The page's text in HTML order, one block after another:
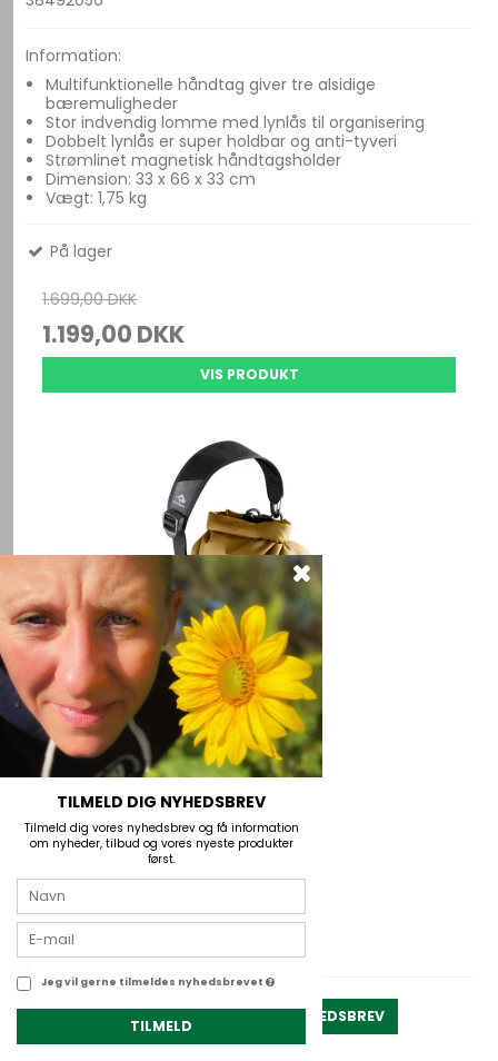
Information:
Multifunktionelle håndtag giver tre alsidige
bæremuligheder
Stor indvendig lomme med lynlås til organisering
Dobbelt lynlås er super holdbar og anti-tyveri
Strømlinet magnetisk håndtagsholder
Dimension: 33 x 66 x 33 cm
Vægt: 1,75 kg
På lager
1.699,00 DKK
1.199,00 DKK
VIS PRODUKT
Dry Bag Sling
08359712
På lager
TILMELD DIG NYHEDSBREV
Tilmeld dig vores nyhedsbrev og få information
om nyheder, tilbud og vores nyeste produkter
først.
Jeg vil gerne tilmeldes nyhedsbrevet
TILMELD
TILMELD NYHEDSBREV